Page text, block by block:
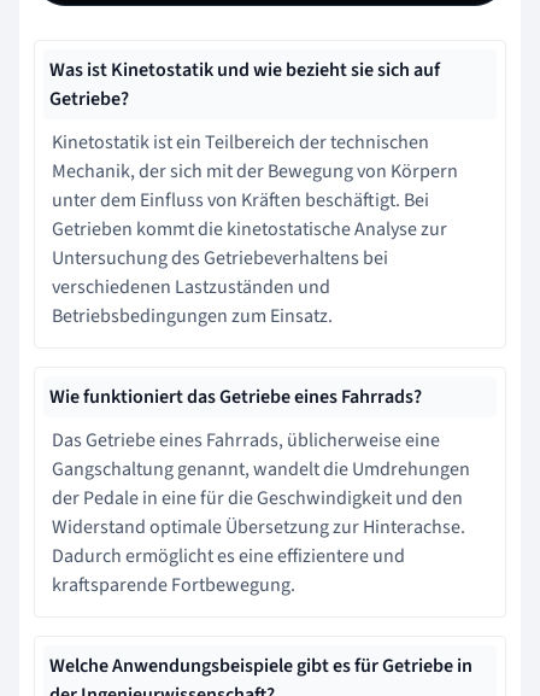
Was ist Kinetostatik und wie bezieht sie sich auf
Getriebe?
Kinetostatik ist ein Teilbereich der technischen
Mechanik, der sich mit der Bewegung von Körpern
unter dem Einfluss von Kräften beschäftigt. Bei
Getrieben kommt die kinetostatische Analyse zur
Untersuchung des Getriebeverhaltens bei
verschiedenen Lastzuständen und
Betriebsbedingungen zum Einsatz.
Wie funktioniert das Getriebe eines Fahrrads?
Das Getriebe eines Fahrrads, üblicherweise eine
Gangschaltung genannt, wandelt die Umdrehungen
der Pedale in eine für die Geschwindigkeit und den
Widerstand optimale Übersetzung zur Hinterachse.
Dadurch ermöglicht es eine effizientere und
kraftsparende Fortbewegung.
Welche Anwendungsbeispiele gibt es für Getriebe in